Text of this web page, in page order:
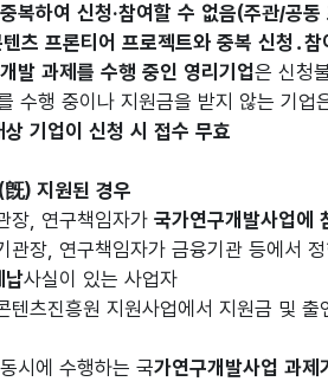
복하여 신청·참여할 수 없음(주관/공동
츠 프론티어 프로젝트와 중복 신청․
발 과제를 수행 중인 영리기업은 신청
행 중이나 지원금을 받지 않는 기업
기업이 신청 시 접수 무효
) 지원된 경우
장, 연구책임자가국가연구개발사업에
장, 연구책임자가 금융기관 등에서
납사실이 있는 사업자
텐츠진흥원 지원사업에서 지원금 및
시에 수행하는 국가연구개발사업 과